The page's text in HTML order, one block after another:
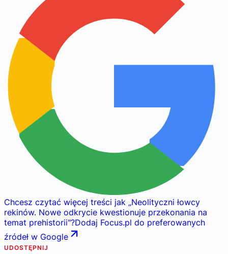
Chcesz czytać więcej treści jak „Neolityczni łowcy
rekinów. Nowe odkrycie kwestionuje przekonania na
temat prehistorii"?Dodaj Focus.pl do preferowanych
źródeł w Google
UDOSTĘPNIJ